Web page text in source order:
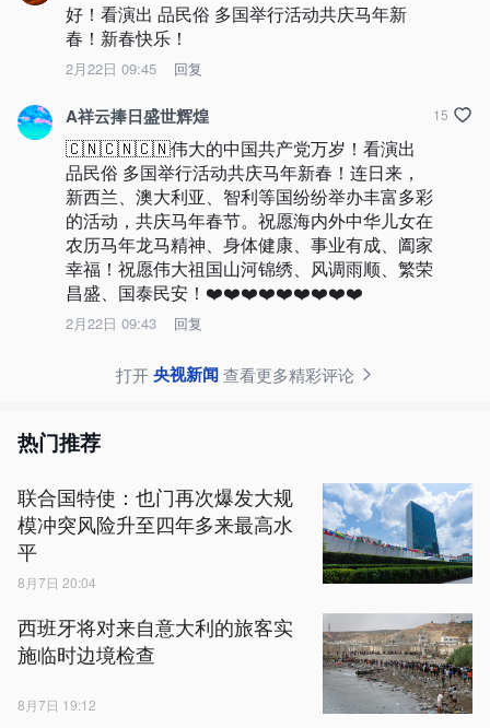
好！看演出 品民俗 多国举行活动共庆马年新
春！新春快乐！
2月22日 09:45 回复
A祥云捧日盛世辉煌
🇨🇳🇨🇳🇨🇳伟大的中国共产党万岁！看演出
品民俗 多国举行活动共庆马年新春！连日来，
新西兰、澳大利亚、智利等国纷纷举办丰富多彩
的活动，共庆马年春节。祝愿海内外中华儿女在
农历马年龙马精神、身体健康、事业有成、阖家
幸福！祝愿伟大祖国山河锦绣、风调雨顺、繁荣
昌盛、国泰民安！❤️❤️❤️❤️❤️❤️❤️❤️❤️
2月22日 09:43 回复
15
打开央视新闻查看更多精彩评论
热门推荐
联合国特使：也门再次爆发大规
模冲突风险升至四年多来最高水
平
8月7日 20:04
西班牙将对来自意大利的旅客实
施临时边境检查
8月7日 19:12